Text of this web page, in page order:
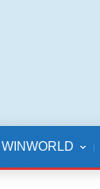
WINWORLD